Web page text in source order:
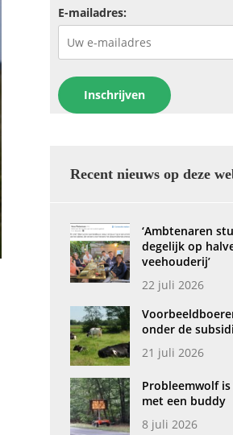
E-mailadres:
Recent nieuws op deze
‘Ambtenaren
degelijk op
veehouderij’
22 juli 2026
onder de
21 juli 2026
Probleemwolf
met een buddy
8 juli 2026